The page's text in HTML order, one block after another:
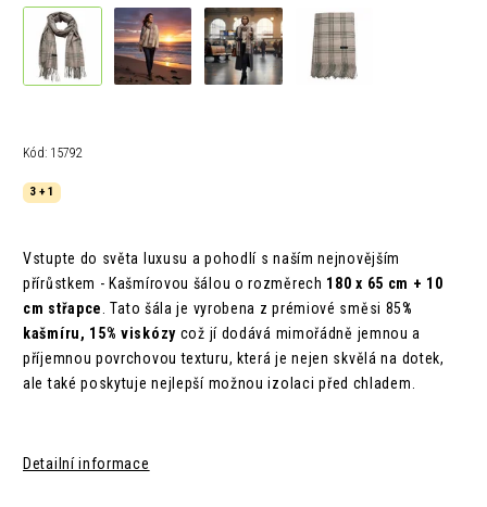
Kód: 15792
3 + 1
Vstupte do světa luxusu a pohodlí s naším nejnovějším
přírůstkem - Kašmírovou šálou o rozměrech 180 x 65 cm + 10
cm střapce . Tato šála je vyrobena z prémiové směsi 85%
kašmíru, 15% viskózy což jí dodává mimořádně jemnou a
příjemnou povrchovou texturu, která je nejen skvělá na dotek,
ale také poskytuje nejlepší možnou izolaci před chladem.
Detailní informace